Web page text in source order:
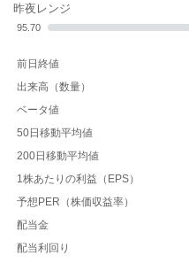
昨夜レンジ
95.70
前日終値
出来高（数量）
ベータ値
50日移動平均値
200日移動平均値
1株あたりの利益（EPS）
予想PER（株価収益率）
配当金
配当利回り